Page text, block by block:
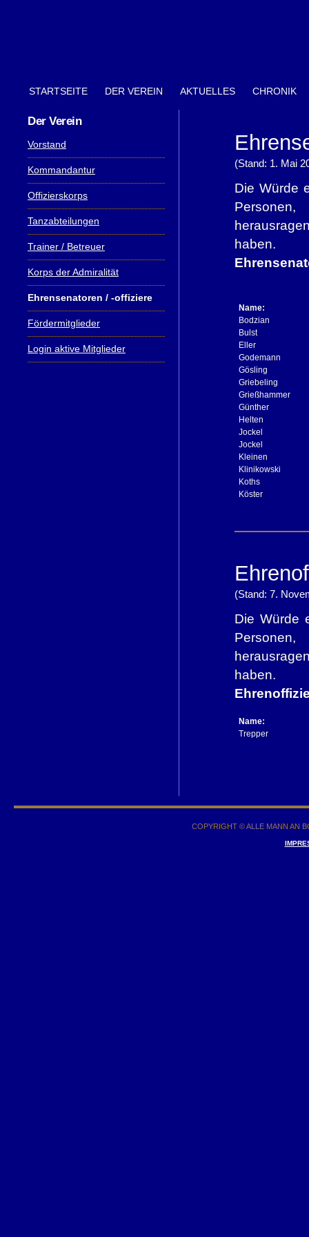
STARTSEITE DER VEREIN AKTUELLES CHRONIK
(Stand: 1. Mai
Die Würde
haben.
Name:
Bodzian
Bulst
Eller
Godemann
Gösling
Griebeling
Grießhammer
Günther
Helten
Jockel
Jockel
Kleinen
Klinikowski
Koths
Köster
(Stand: 7.
Die Würde
haben.
Name:
Trepper
Der Verein
Vorstand
Kommandantur
Offizierskorps
Tanzabteilungen
Trainer / Betreuer
Korps der Admiralität
Ehrensenatoren / -offiziere
Fördermitglieder
Login aktive Mitglieder
COPYRIGHT © ALLE MANN AN